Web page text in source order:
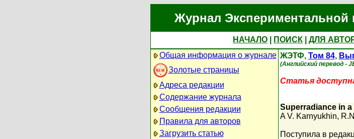
Журнал Экспериментальной
НАЧАЛО ПОИСК ДЛЯ
Общая информация о журнале
Золотые страницы
Адреса редакции
Содержание журнала
Сообщения редакции
Правила для авторов
Загрузить статью
ЖЭТФ, Том 84,
(Английский перевод -
Статья
Superradiance in
A V. Karnyukhin,
Поступила в